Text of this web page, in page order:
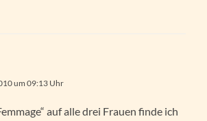
um 09:13 Uhr
auf alle drei Frauen finde ich